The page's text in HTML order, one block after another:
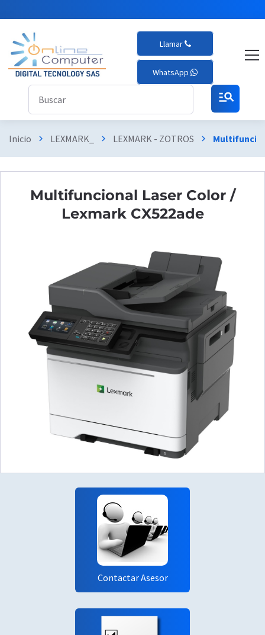
Llamar
WhatsApp
manage_search
Inicio chevron_right LEXMARK_ chevron_right LEXMARK - ZOTROS chevron_right
Multifuncional Laser Color /
Lexmark CX522ade
Contactar Asesor